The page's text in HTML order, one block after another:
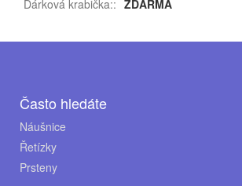
Dárková krabička:: ZDARMA
Často hledáte
Náušnice
Řetízky
Prsteny